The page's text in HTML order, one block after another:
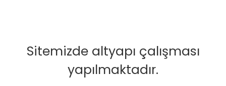
Sitemizde altyapı çalışması
yapılmaktadır.